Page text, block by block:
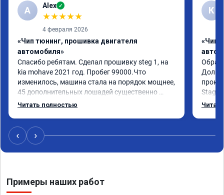
A Alex ✓
★★★★★
4 февраля 2026
«Чип тюнинг, прошивка двигателя
автомобиля»
Спасибо ребятам. Сделал прошивку steg 1, на
kia mohave 2021 год. Пробег 99000.Что
изменилось, машина стала на порядок мощнее,
45 дополнительных лошадей существенно
чувствуется и соответственно крутящего
12-12.5. Коробка перестала подпинывать при
наборе скорости. Педаль газа более
отзывчевее. В целом, я очень доволен.!
Читать полностью
К
«Чип
Долго
Stage
с
‹ ›
Примеры наших работ